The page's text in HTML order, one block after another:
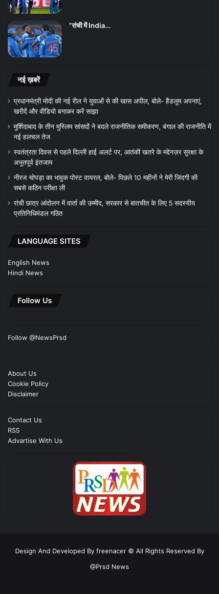
“रांची में India…
नई ख़बरें
प्रधानमंत्री मोदी की नई रील ने युवाओं से की खास अपील, बोले- हैंडलूम अपनाएं,
खरीदें और वीडियो बनाकर करें साझा
मुर्शिदाबाद के तीन मुस्लिम सांसदों ने बदले राजनीतिक समीकरण, बंगाल की राजनीति में
नई हलचल तेज
स्वतंत्रता दिवस से पहले दिल्ली हाई अलर्ट पर, आतंकी खतरे के मद्देनज़र सुरक्षा के
अभूतपूर्व इंतजाम
नीरज चोपड़ा का भावुक पोस्ट वायरल, बोले- पिछले 10 महीनों ने मेरी जिंदगी की
सबसे कठिन परीक्षा ली
रांची छात्र आंदोलन में वार्ता की उम्मीद, सरकार से बातचीत के लिए 5 सदस्यीय
प्रतिनिधिमंडल गठित
LANGUAGE SITES
English News
Hindi News
Follow Us
Follow @NewsPrsd
About Us
Cookie Policy
Disclaimer
Contact Us
RSS
Advartise With Us
Design And Developed By freenacer © All Rights Reserved By
@Prsd News